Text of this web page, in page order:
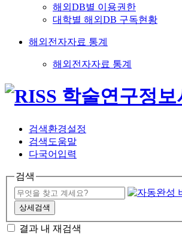
해외DB별 이용권한
대학별 해외DB 구독현황
해외전자자료 통계
해외전자자료 통계
검색환경설정
검색도움말
다국어입력
검색
상세검색
결과 내 재검색